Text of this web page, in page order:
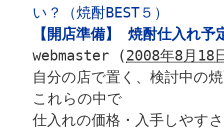
い？（焼酎BEST５）
【開店準備】 焼酎仕入れ
webmaster (2008年8月
自分の店で置く、検討中の
これらの中で
仕入れの価格・入手しやすさ